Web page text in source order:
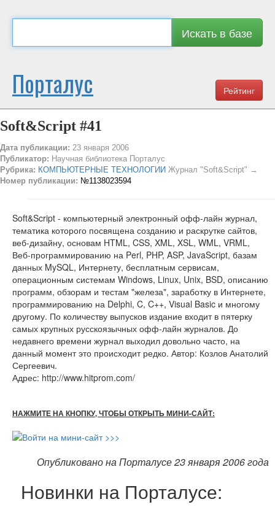
Искать в базе
Рейтинг
Порталус
Soft&Script #41
Дата публикации: 23 января 2006
Публикатор: Научная библиотека Порталус
Рубрика: КОМПЬЮТЕРНЫЕ ТЕХНОЛОГИИ Журнал "Soft&Script" →
Номер публикации: №1138023594
Soft&Script - компьютерный электронный офф-лайн журнал,
тематика которого посвящена созданию и раскрутке сайтов,
веб-дизайну, основам HTML, CSS, XML, XSL, WML, VRML,
Веб-программированию на Perl, PHP, ASP, JavaScript, базам
данных MySQL, Интернету, бесплатным сервисам,
операционным системам Windows, Linux, Unix, BSD, описанию
программ, обзорам и тестам "железа", заработку в Интернете,
программированию на Delphi, C, C++, Visual Basic и многому
другому. По количеству выпусков издание входит в пятерку
самых крупных русскоязычных офф-лайн журналов. До
недавнего времени журнал выходил довольно часто, на
данный момент это происходит редко. Автор: Козлов Анатолий
Сергеевич.
Адрес: http://www.hitprom.com/
НАЖМИТЕ НА КНОПКУ, ЧТОБЫ ОТКРЫТЬ МИНИ-САЙТ:
Опубликовано на Порталусе 23 января 2006 года
Новинки на Порталусе: